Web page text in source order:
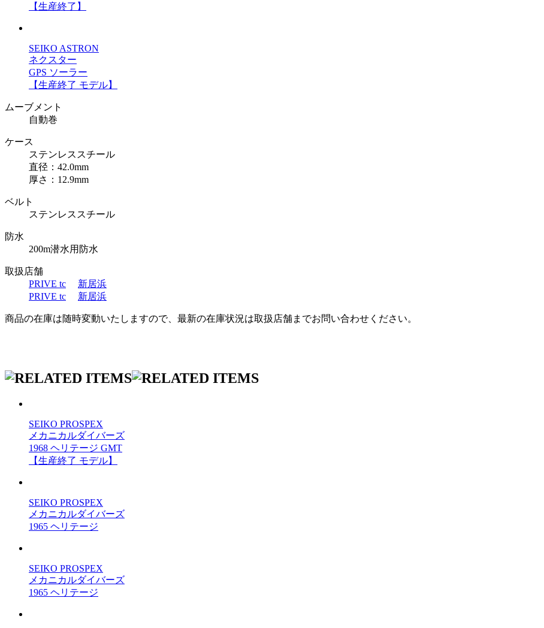
【生産終了】
SEIKO ASTRON
ネクスター
GPS ソーラー
【生産終了 モデル】
ムーブメント
自動巻
ケース
ステンレススチール
直径：42.0mm
厚さ：12.9mm
ベルト
ステンレススチール
防水
200m潜水用防水
取扱店舗
PRIVE tc
新居浜
PRIVE tc
新居浜
商品の在庫は随時変動いたしますので、最新の在庫状況は取扱店舗までお問い合わせください。
SEIKO PROSPEX
メカニカルダイバーズ
1968 ヘリテージ GMT
【生産終了 モデル】
SEIKO PROSPEX
メカニカルダイバーズ
1965 ヘリテージ
SEIKO PROSPEX
メカニカルダイバーズ
1965 ヘリテージ